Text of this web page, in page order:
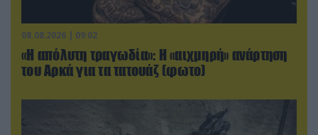
08.08.2026 | 09:02
«Η απόλυτη τραγωδία»: Η «αιχμηρή» ανάρτηση
του Αρκά για τα τατουάζ (φωτο)